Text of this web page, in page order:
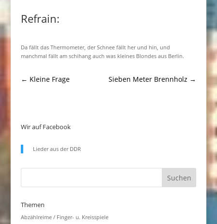
Refrain:
Da fällt das Thermometer, der Schnee fällt her und hin, und
manchmal fällt am schihang auch was kleines Blondes aus Berlin.
← Kleine Frage Sieben Meter Brennholz →
Wir auf Facebook
Lieder aus der DDR
Themen
Abzählreime / Finger- u. Kreisspiele